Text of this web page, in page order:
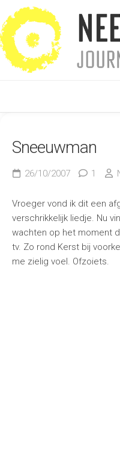
naar
de
inhoud
Sneeuwman
26/10/2007 1
Vroeger vond ik dit een
verschrikkelijk liedje. Nu
wachten op het moment
tv. Zo rond Kerst bij
me zielig voel. Ofzoiets.